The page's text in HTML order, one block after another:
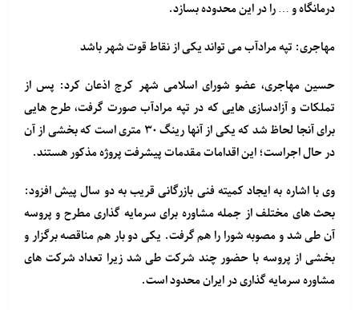
درمانگاه و … را در این محدوده بسازد.
مهاجری: تپه مرادآب می تواند یکی از نقاط قوت شهر باشد
حسین مهاجری، عضو شورای اسلامی شهر کرج اذعان کرد: پس از
تملکات و آزادسازی هایی که در تپه مرادآب صورت گرفت، طرح هایی
برای آنجا لحاظ شد که یکی از آنها رینگ ۳۰ متری است که بخشی از آن
در حال اجراست؛ این اقدامات مقدمات پیشرفت پروژه مذکور هستند.
وی با اشاره به ایجاد کمیته فنی بازرگانی قریب به دو سال پیش افزود:
بحث های مختلف از جمله مشاوره برای سرمایه گذاری مطرح و پروسه
آن طی شد و مصوبه شورا را هم گرفت. یکی دو بار هم مناقصه برگزار و
بخشی از پروسه با حضور چند شرکت طی شد زیرا تعداد شرکت های
مشاوره سرمایه گذاری در ایران محدود است.